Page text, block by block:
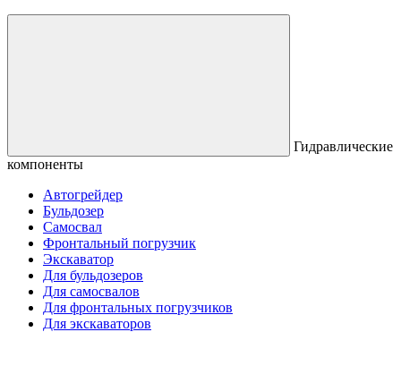
Гидравлические
компоненты
Автогрейдер
Бульдозер
Самосвал
Фронтальный погрузчик
Экскаватор
Для бульдозеров
Для самосвалов
Для фронтальных погрузчиков
Для экскаваторов